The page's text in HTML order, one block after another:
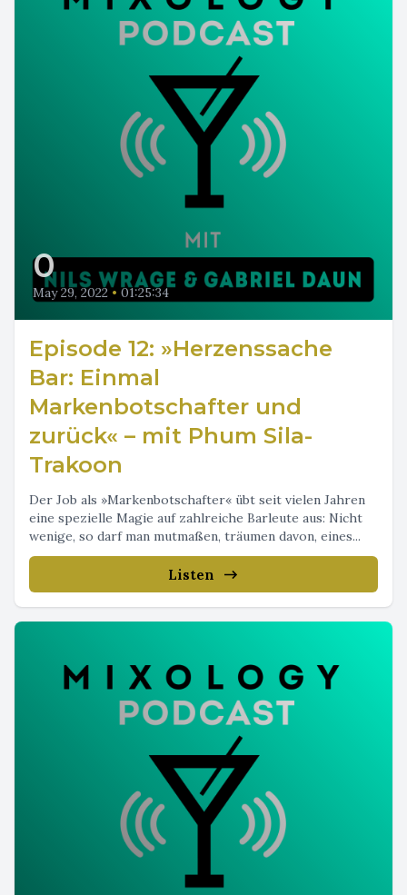
0
May 29, 2022 • 01:25:34
Episode 12: »Herzenssache
Bar: Einmal
Markenbotschafter und
zurück« – mit Phum Sila-
Trakoon
Der Job als »Markenbotschafter« übt seit vielen Jahren
eine spezielle Magie auf zahlreiche Barleute aus: Nicht
wenige, so darf man mutmaßen, träumen davon, eines...
Listen